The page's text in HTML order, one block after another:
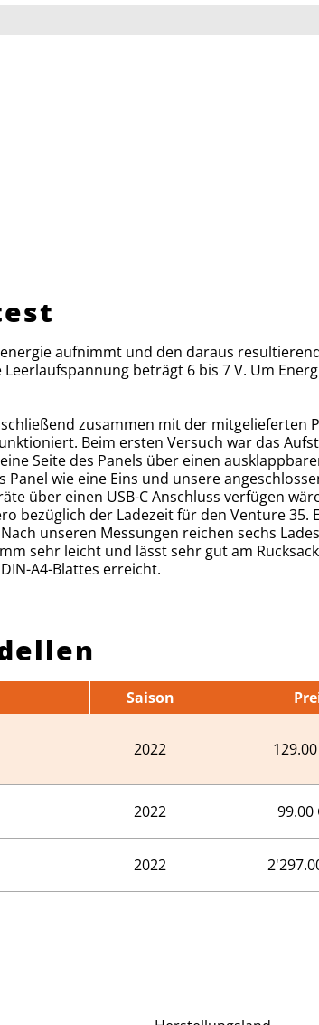
aufnimmt und den daraus
beträgt 6 bis 7 V. Um
zusammen mit der mitgelieferten
Beim ersten Versuch war das
Seite des Panels über einen
wie eine Eins und unsere
über einen USB-C Anschluss verfügen
bezüglich der Ladezeit für den Venture 35.
unseren Messungen reichen sechs
sehr leicht und lässt sehr gut am
A4-Blattes erreicht.
Saison
2022
2022 99.00
2022